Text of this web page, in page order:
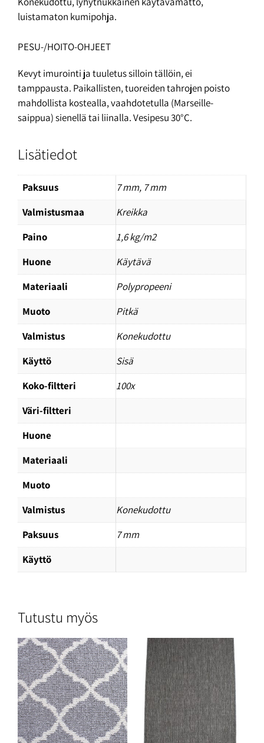
luistamaton kumipohja.
PESU-/HOITO-OHJEET
Kevyt imurointi ja tuuletus silloin tällöin, ei
tamppausta. Paikallisten, tuoreiden tahrojen poisto
mahdollista kostealla, vaahdotetulla (Marseille-
saippua) sienellä tai liinalla. Vesipesu 30°C.
Lisätiedot
Paksuus
7 mm, 7 mm
Valmistusmaa
Kreikka
Paino
1,6 kg/m2
Huone
Käytävä
Materiaali
Polypropeeni
Muoto
Pitkä
Valmistus
Konekudottu
Käyttö
Sisä
Koko-filtteri
100x
Väri-filtteri
Huone
Materiaali
Muoto
Valmistus
Konekudottu
Paksuus
7 mm
Käyttö
Tutustu myös